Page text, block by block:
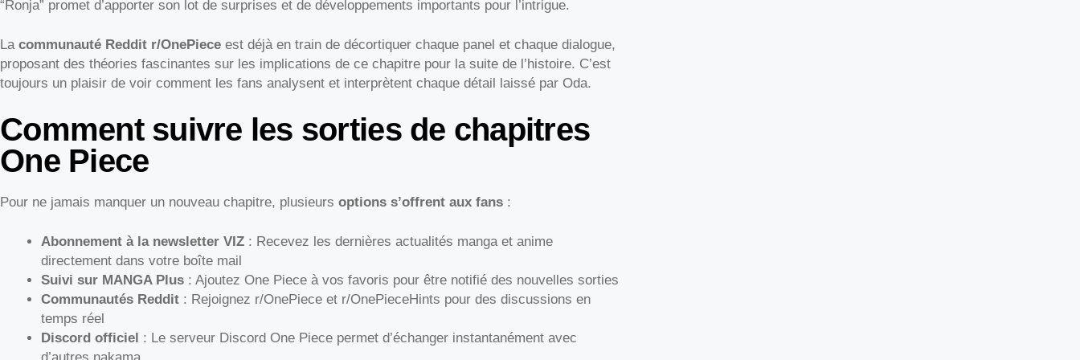
“Ronja” promet d’apporter son lot de surprises et de développements importants pour l’intrigue.
La communauté Reddit r/OnePiece est déjà en train de décortiquer chaque panel et chaque dialogue,
proposant des théories fascinantes sur les implications de ce chapitre pour la suite de l’histoire. C’est
toujours un plaisir de voir comment les fans analysent et interprètent chaque détail laissé par Oda.
Comment suivre les sorties de chapitres
One Piece
Pour ne jamais manquer un nouveau chapitre, plusieurs options s’offrent aux fans :
Abonnement à la newsletter VIZ: Recevez les dernières actualités manga et anime
directement dans votre boîte mail
Suivi sur MANGA Plus: Ajoutez One Piece à vos favoris pour être notifié des nouvelles sorties
Communautés Reddit: Rejoignez r/OnePiece et r/OnePieceHints pour des discussions en
temps réel
Discord officiel : Le serveur Discord One Piece permet d’échanger instantanément avec